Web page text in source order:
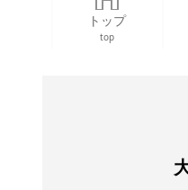
トップ
top